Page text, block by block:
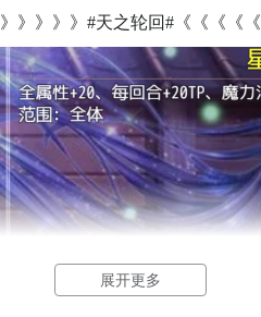
》》》》》#天之轮回#《《《《《
展开更多